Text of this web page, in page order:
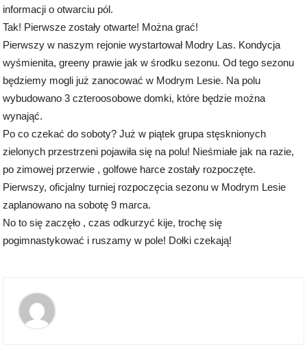
informacji o otwarciu pól.
Tak! Pierwsze zostały otwarte! Można grać!
Pierwszy w naszym rejonie wystartował Modry Las. Kondycja
wyśmienita, greeny prawie jak w środku sezonu. Od tego sezonu
będziemy mogli już zanocować w Modrym Lesie. Na polu
wybudowano 3 czteroosobowe domki, które będzie można
wynająć.
Po co czekać do soboty? Już w piątek grupa stęsknionych
zielonych przestrzeni pojawiła się na polu! Nieśmiałe jak na razie,
po zimowej przerwie , golfowe harce zostały rozpoczęte.
Pierwszy, oficjalny turniej rozpoczęcia sezonu w Modrym Lesie
zaplanowano na sobotę 9 marca.
No to się zaczęło , czas odkurzyć kije, trochę się
pogimnastykować i ruszamy w pole! Dołki czekają!